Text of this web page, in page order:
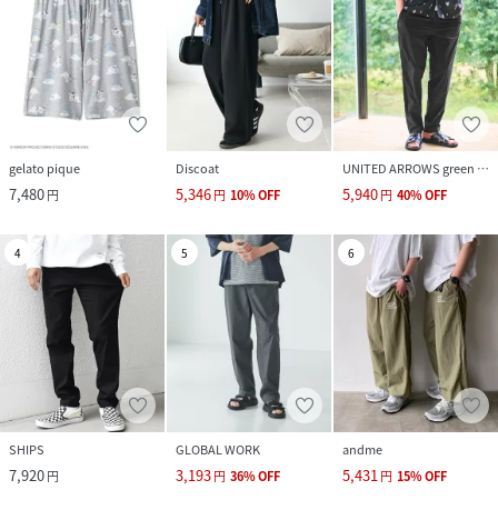
gelato pique
7,480円
Discoat
5,346円 10%OFF
UNITED ARROWS green label relaxing
5,940円 40%OFF
4
SHIPS
7,920円
5
GLOBAL WORK
3,193円 36%OFF
6
andme
5,431円 15%OFF